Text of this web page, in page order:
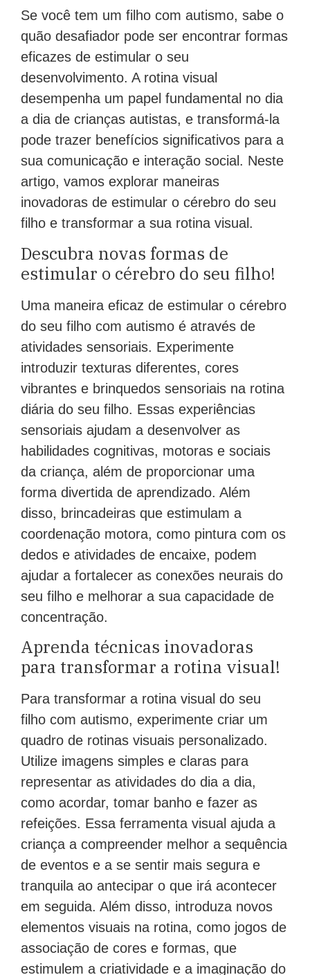
Se você tem um filho com autismo, sabe o
quão desafiador pode ser encontrar formas
eficazes de estimular o seu
desenvolvimento. A rotina visual
desempenha um papel fundamental no dia
a dia de crianças autistas, e transformá-la
pode trazer benefícios significativos para a
sua comunicação e interação social. Neste
artigo, vamos explorar maneiras
inovadoras de estimular o cérebro do seu
filho e transformar a sua rotina visual.
Descubra novas formas de
estimular o cérebro do seu filho!
Uma maneira eficaz de estimular o cérebro
do seu filho com autismo é através de
atividades sensoriais. Experimente
introduzir texturas diferentes, cores
vibrantes e brinquedos sensoriais na rotina
diária do seu filho. Essas experiências
sensoriais ajudam a desenvolver as
habilidades cognitivas, motoras e sociais
da criança, além de proporcionar uma
forma divertida de aprendizado. Além
disso, brincadeiras que estimulam a
coordenação motora, como pintura com os
dedos e atividades de encaixe, podem
ajudar a fortalecer as conexões neurais do
seu filho e melhorar a sua capacidade de
concentração.
Aprenda técnicas inovadoras
para transformar a rotina visual!
Para transformar a rotina visual do seu
filho com autismo, experimente criar um
quadro de rotinas visuais personalizado.
Utilize imagens simples e claras para
representar as atividades do dia a dia,
como acordar, tomar banho e fazer as
refeições. Essa ferramenta visual ajuda a
criança a compreender melhor a sequência
de eventos e a se sentir mais segura e
tranquila ao antecipar o que irá acontecer
em seguida. Além disso, introduza novos
elementos visuais na rotina, como jogos de
associação de cores e formas, que
estimulem a criatividade e a imaginação do